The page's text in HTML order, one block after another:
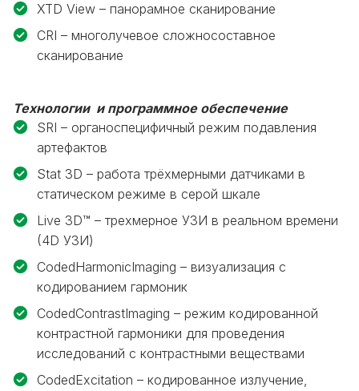
XTD View – панорамное сканирование
CRI – многолучевое сложносоставное
сканирование
Технологии и программное обеспечение
SRI – органоспецифичный режим подавления
артефактов
Stat 3D – работа трёхмерными датчиками в
статическом режиме в серой шкале
Live 3D™ – трехмерное УЗИ в реальном времени
(4D УЗИ)
CodedHarmonicImaging – визуализация с
кодированием гармоник
CodedContrastImaging – режим кодированной
контрастной гармоники для проведения
исследований с контрастными веществами
CodedExcitation – кодированное излучение,